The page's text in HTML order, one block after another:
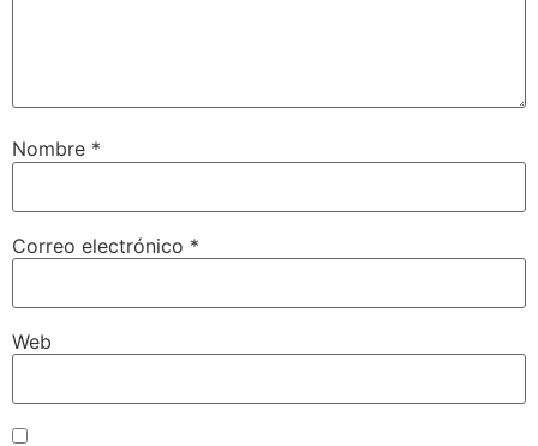
Nombre *
Correo electrónico *
Web